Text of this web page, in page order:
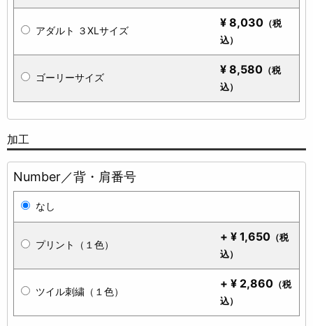
アダルト ３XLサイズ
¥ 8,030 （税
込）
ゴーリーサイズ
¥ 8,580 （税
込）
加工
Number／背・肩番号
なし
プリント（１色）
+ ¥ 1,650 （税
込）
ツイル刺繍（１色）
+ ¥ 2,860 （税
込）